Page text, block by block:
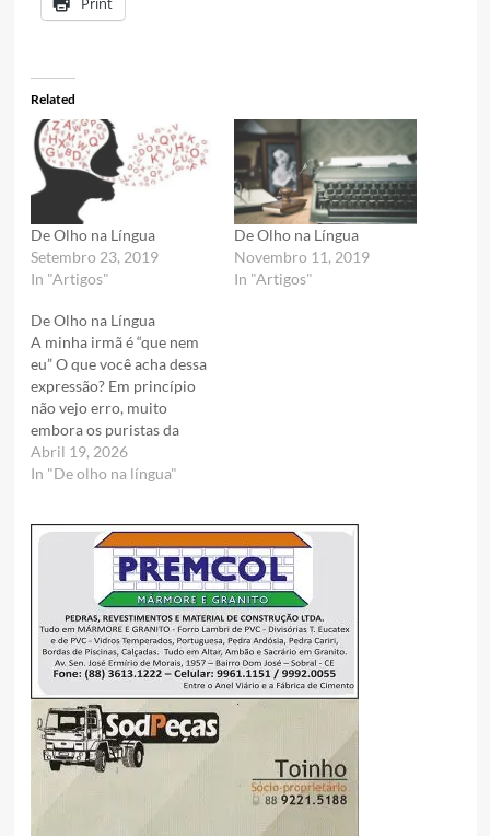
Related
De Olho na Língua
Setembro 23, 2019
In "Artigos"
De Olho na Língua
Novembro 11, 2019
In "Artigos"
De Olho na Língua
A minha irmã é “que nem
eu” O que você acha dessa
expressão? Em princípio
não vejo erro, muito
embora os puristas da
Língua não vejam assim.
“Que nem eu” é uma
da linguagem popular, do
cotidiano. Além do mais,
alguns bons escritores…
Abril 19, 2026
In "De olho na língua"